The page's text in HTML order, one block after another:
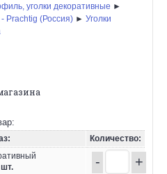
уголки декоративные ►
Prachtig (Россия) ► Уголки
Количество:
шт. - +